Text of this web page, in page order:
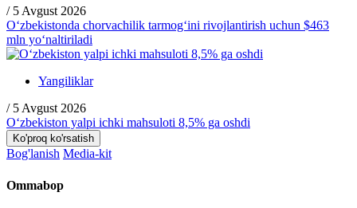
/ 5 Avgust 2026
O‘zbekistonda chorvachilik tarmog‘ini rivojlantirish uchun $463
mln yo‘naltiriladi
Yangiliklar
/ 5 Avgust 2026
O‘zbekiston yalpi ichki mahsuloti 8,5% ga oshdi
Ko'proq ko'rsatish
Bog'lanish Media-kit
Ommabop